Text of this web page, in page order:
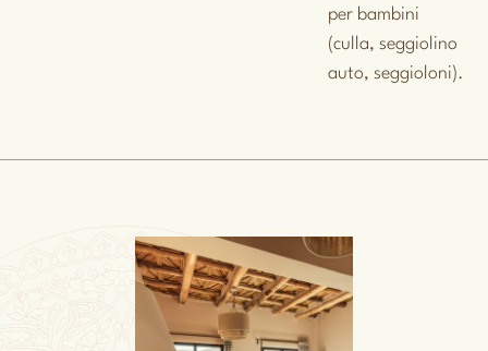
per bambini
(culla, seggiolino
auto, seggioloni).